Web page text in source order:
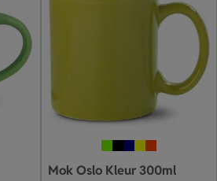
Mok Oslo Kleur 300ml